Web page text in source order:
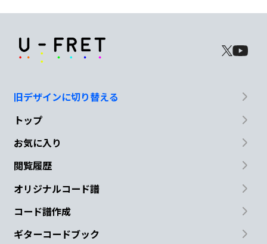
D G
Em
君を好き なことには変
んだ
旧デザインに切り替える
トップ
お気に入り
閲覧履歴
オリジナルコード譜
コード譜作成
ギターコードブック